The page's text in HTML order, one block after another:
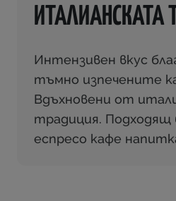
ИТАЛИАНСКАТА
Интензивен вкус
тъмно изпечените
Вдъхновени от
традиция. Подходящ
еспресо кафе